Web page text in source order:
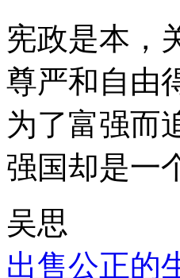
宪政是本，
尊严和自由
为了富强而
强国却是一
吴思
出售公正的